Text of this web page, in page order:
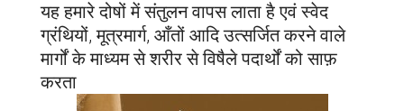
यह हमारे दोषों में संतुलन वापस लाता है एवं स्वेद
ग्रंथियों, मूत्रमार्ग, आँतों आदि उत्सर्जित करने वाले
मार्गों के माध्यम से शरीर से विषैले पदार्थों को साफ़
करता